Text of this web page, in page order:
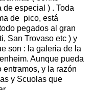
especial ) . Toda
de pico, está
pegados al gran
San Trovaso etc ) y
son : la galeria de la
Aunque pueda
entramos, y la razón
y Scuolas que